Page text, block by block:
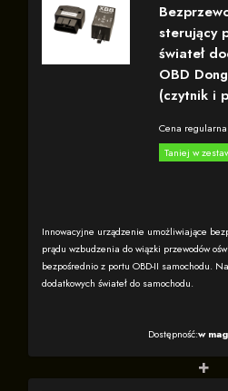
sterujący
świateł
OBD
(czytnik i
Cena
Taniej w
Innowacyjne urządzenie umożliwiające
prądu wzbudzenia do wiązki przewodów
bezpośrednio z portu OBD-II samochodu.
dodatkowych świateł do samochodu.
Dostępność:w
+